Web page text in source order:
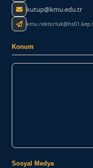
kutup@kmu.edu.tr
Konum
Sosyal Medya